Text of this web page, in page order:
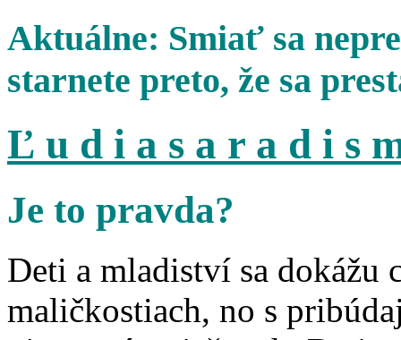
Aktuálne: Smiať sa
starnete preto, že sa
Ľ u d i a s a r a d i s
Je to pravda?
Deti a mladiství sa dokážu
maličkostiach, no s